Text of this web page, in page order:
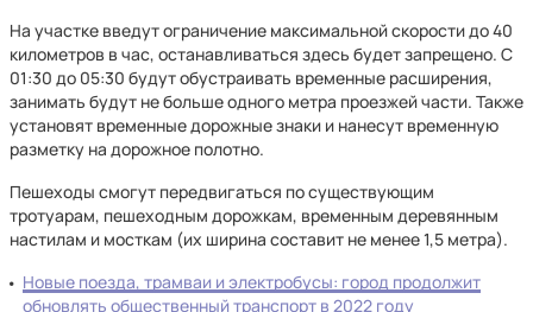
На участке введут ограничение максимальной скорости до 40
километров в час, останавливаться здесь будет запрещено. С
01:30 до 05:30 будут обустраивать временные расширения,
занимать будут не больше одного метра проезжей части. Также
установят временные дорожные знаки и нанесут временную
разметку на дорожное полотно.
Пешеходы смогут передвигаться по существующим
тротуарам, пешеходным дорожкам, временным деревянным
настилам и мосткам (их ширина составит не менее 1,5 метра).
Новые поезда, трамваи и электробусы: город продолжит
обновлять общественный транспорт в 2022 году